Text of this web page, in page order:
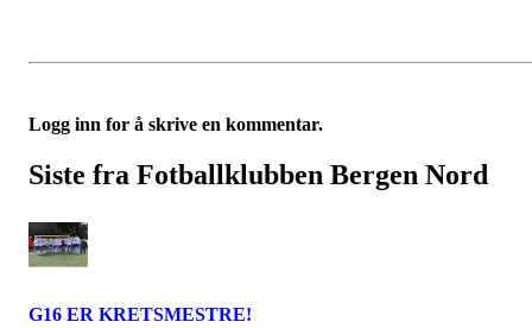
Logg inn for å skrive en kommentar.
Siste fra Fotballklubben Bergen Nord
G16 ER KRETSMESTRE!